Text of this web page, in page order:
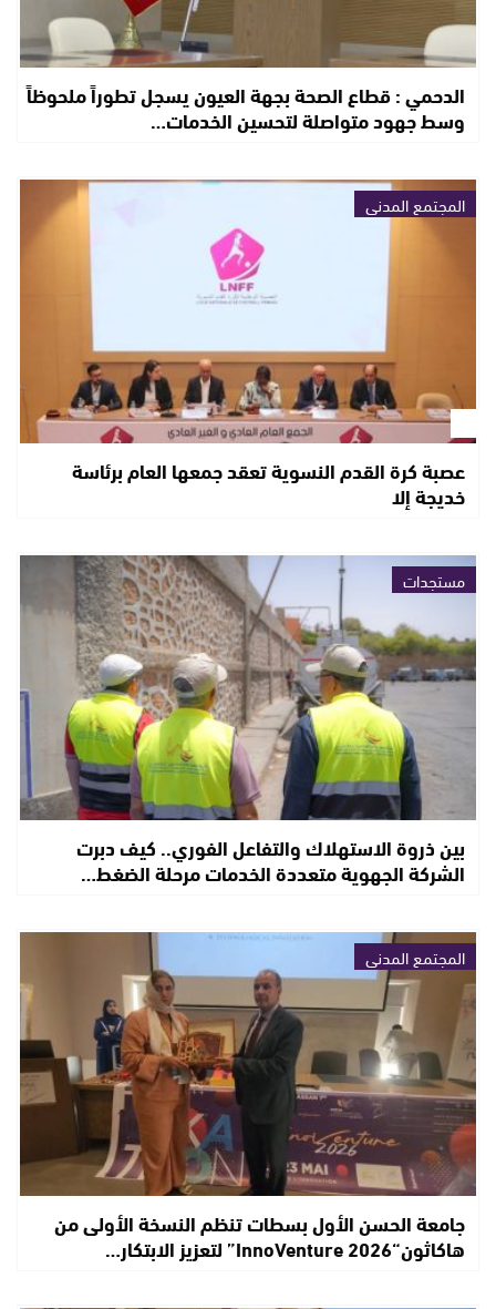
الدحمي : قطاع الصحة بجهة العيون يسجل تطوراً ملحوظاً
وسط جهود متواصلة لتحسين الخدمات…
المجتمع المدني
عصبة كرة القدم النسوية تعقد جمعها العام برئاسة
خديجة إلا
مستجدات
بين ذروة الاستهلاك والتفاعل الفوري.. كيف دبرت
الشركة الجهوية متعددة الخدمات مرحلة الضغط…
المجتمع المدني
جامعة الحسن الأول بسطات تنظم النسخة الأولى من
هاكاثون“InnoVenture 2026” لتعزيز الابتكار…